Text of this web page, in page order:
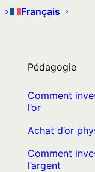
Français
Pédagogie
Comment
l’or
Achat d’or
Comment
l’argent